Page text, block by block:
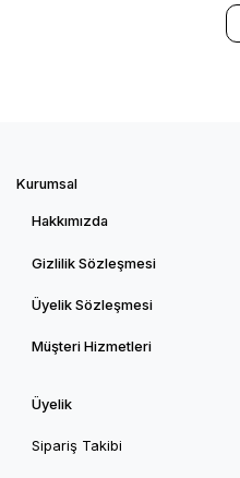
Kurumsal
Hakkımızda
Gizlilik Sözleşmesi
Üyelik Sözleşmesi
Müşteri Hizmetleri
Üyelik
Sipariş Takibi